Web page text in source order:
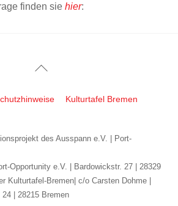
finden sie hier:
Back
Top
Kulturtafel Bremen
des Ausspann e.V. | Port-
Opportunity e.V. | Bardowickstr. 27 | 28329
Kulturtafel-Bremen| c/o Carsten Dohme |
| 28215 Bremen